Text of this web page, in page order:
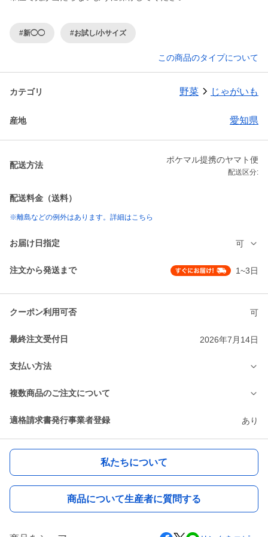
#新◯◯ #お試し/小サイズ
この商品のタイプについて
カテゴリ 野菜 じゃがいも
産地 愛知県
配送方法
ポケマル提携のヤマト便
配送区分:
配送料金（送料）
※離島などの例外はあります。詳細はこちら
お届け日指定 可
注文から発送まで 1~3日
クーポン利用可否 可
最終注文受付日 2026年7月14日
支払い方法
複数商品のご注文について
適格請求書発行事業者登録 あり
私たちについて
商品について生産者に質問する